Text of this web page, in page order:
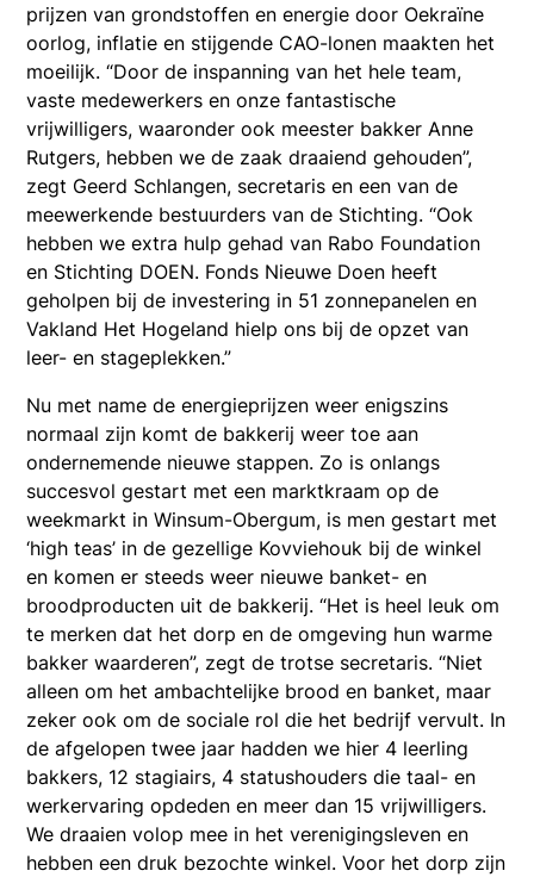
prijzen van grondstoffen en energie door Oekraïne
oorlog, inflatie en stijgende CAO-lonen maakten het
moeilijk. “Door de inspanning van het hele team,
vaste medewerkers en onze fantastische
vrijwilligers, waaronder ook meester bakker Anne
Rutgers, hebben we de zaak draaiend gehouden”,
zegt Geerd Schlangen, secretaris en een van de
meewerkende bestuurders van de Stichting. “Ook
hebben we extra hulp gehad van Rabo Foundation
en Stichting DOEN. Fonds Nieuwe Doen heeft
geholpen bij de investering in 51 zonnepanelen en
Vakland Het Hogeland hielp ons bij de opzet van
leer- en stageplekken.”
Nu met name de energieprijzen weer enigszins
normaal zijn komt de bakkerij weer toe aan
ondernemende nieuwe stappen. Zo is onlangs
succesvol gestart met een marktkraam op de
weekmarkt in Winsum-Obergum, is men gestart met
‘high teas’ in de gezellige Kovviehouk bij de winkel
en komen er steeds weer nieuwe banket- en
broodproducten uit de bakkerij. “Het is heel leuk om
te merken dat het dorp en de omgeving hun warme
bakker waarderen”, zegt de trotse secretaris. “Niet
alleen om het ambachtelijke brood en banket, maar
zeker ook om de sociale rol die het bedrijf vervult. In
de afgelopen twee jaar hadden we hier 4 leerling
bakkers, 12 stagiairs, 4 statushouders die taal- en
werkervaring opdeden en meer dan 15 vrijwilligers.
We draaien volop mee in het verenigingsleven en
hebben een druk bezochte winkel. Voor het dorp zijn